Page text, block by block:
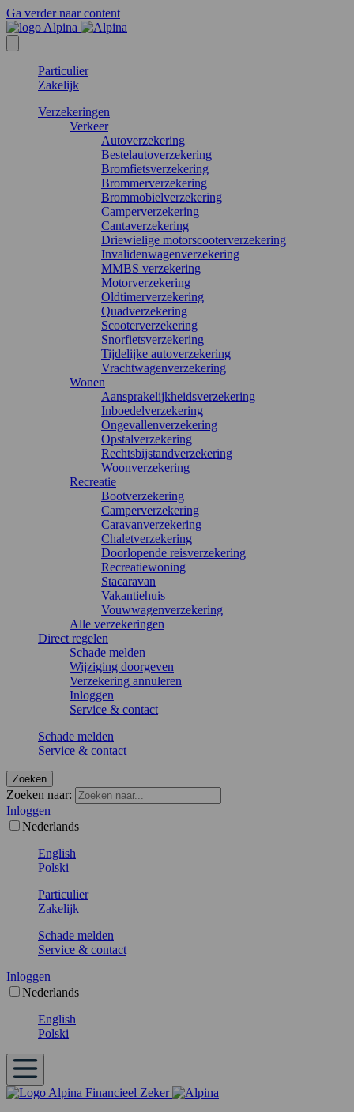
Ga verder naar content
Particulier
Zakelijk
Verzekeringen
Verkeer
Autoverzekering
Bestelautoverzekering
Bromfietsverzekering
Brommerverzekering
Brommobielverzekering
Camperverzekering
Cantaverzekering
Driewielige motorscooterverzekering
Invalidenwagenverzekering
MMBS verzekering
Motorverzekering
Oldtimerverzekering
Quadverzekering
Scooterverzekering
Snorfietsverzekering
Tijdelijke autoverzekering
Vrachtwagenverzekering
Wonen
Aansprakelijkheidsverzekering
Inboedelverzekering
Ongevallenverzekering
Opstalverzekering
Rechtsbijstandverzekering
Woonverzekering
Recreatie
Bootverzekering
Camperverzekering
Caravanverzekering
Chaletverzekering
Doorlopende reisverzekering
Recreatiewoning
Stacaravan
Vakantiehuis
Vouwwagenverzekering
Alle verzekeringen
Direct regelen
Schade melden
Wijziging doorgeven
Verzekering annuleren
Inloggen
Service & contact
Schade melden
Service & contact
Zoeken
Zoeken naar:
Inloggen
Nederlands
English
Polski
Particulier
Zakelijk
Schade melden
Service & contact
Inloggen
Nederlands
English
Polski